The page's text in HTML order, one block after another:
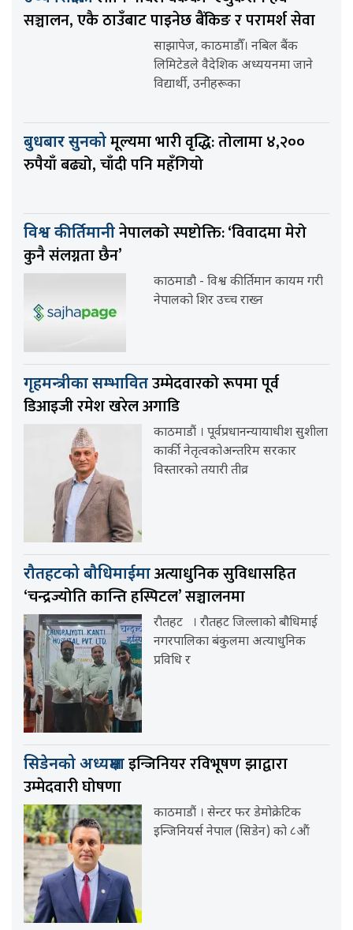
सञ्चालन, एकै ठाउँबाट पाइनेछ बैंकिङ र परामर्श सेवा
साझापेज, काठमाडौँ। नबिल बैंक
लिमिटेडले वैदेशिक अध्ययनमा जाने
विद्यार्थी, उनीहरूका
बुधबार सुनकोमूल्यमा भारी वृद्धि: तोलामा ४,२००
रुपैयाँ बढ्यो, चाँदी पनि महँगियो
विश्व कीर्तिमानीनेपालको स्पष्टोक्ति: ‘विवादमा मेरो
कुनै संलग्नता छैन’
काठमाडौ - विश्व कीर्तिमान कायम गरी
नेपालको शिर उच्च राख्न
गृहमन्त्रीका सम्भावितउम्मेदवारको रूपमा पूर्व
डिआइजी रमेश खरेल अगाडि
काठमाडौं । पूर्वप्रधानन्यायाधीश सुशीला
कार्की नेतृत्वकोअन्तरिम सरकार
विस्तारको तयारी तीव्र
रौतहटको बौधिमाईमाअत्याधुनिक सुविधासहित
‘चन्द्रज्योति कान्ति हस्पिटल’ सञ्चालनमा
रौतहट । रौतहट जिल्लाको बौधिमाई
नगरपालिका बंकुलमा अत्याधुनिक
प्रविधि र
सिडेनको अध्यक्षमाइन्जिनियर रविभूषण झाद्वारा
उम्मेदवारी घोषणा
काठमाडौं । सेन्टर फर डेमोक्रेटिक
इन्जिनियर्स नेपाल (सिडेन) को ८औं